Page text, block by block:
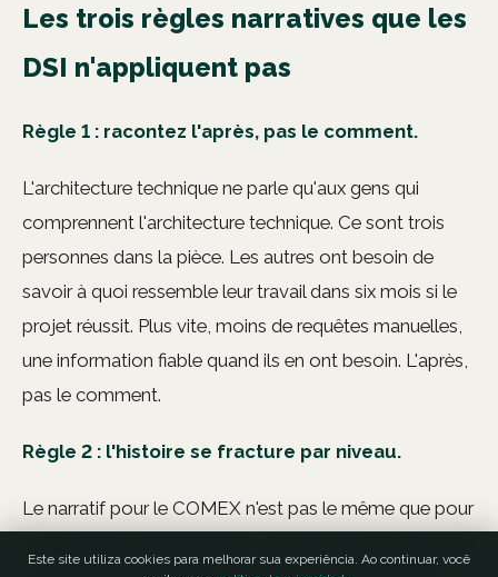
Les trois règles narratives que les
DSI n'appliquent pas
Règle 1 : racontez l'après, pas le comment.
L'architecture technique ne parle qu'aux gens qui
comprennent l'architecture technique. Ce sont trois
personnes dans la pièce. Les autres ont besoin de
savoir à quoi ressemble leur travail dans six mois si le
projet réussit. Plus vite, moins de requêtes manuelles,
une information fiable quand ils en ont besoin. L'après,
pas le comment.
Règle 2 : l'histoire se fracture par niveau.
Le narratif pour le COMEX n'est pas le même que pour
Este site utiliza cookies para melhorar sua experiência. Ao continuar, você